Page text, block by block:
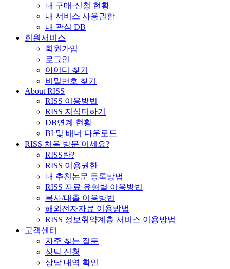
내 구매·신청 현황
내 서비스 사용권한
내 관심 DB
회원서비스
회원가입
로그인
아이디 찾기
비밀번호 찾기
About RISS
RISS 이용방법
RISS 지식더하기
DB연계 현황
BI 및 배너 다운로드
RISS 처음 방문 이세요?
RISS란?
RISS 이용권한
내 추천논문 등록방법
RISS 자료 유형별 이용방법
복사/대출 이용방법
해외전자자료 이용방법
RISS 정보취약계층 서비스 이용방법
고객센터
자주 찾는 질문
상담 신청
상담 내역 확인